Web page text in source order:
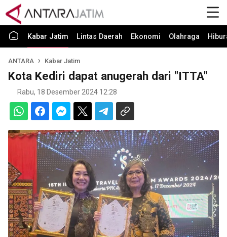
Kabar Jatim Lintas Daerah Ekonomi Olahraga
ANTARA Kabar Jatim
Kota Kediri dapat anugerah dari "ITTA"
Rabu, 18 Desember 2024 12:28